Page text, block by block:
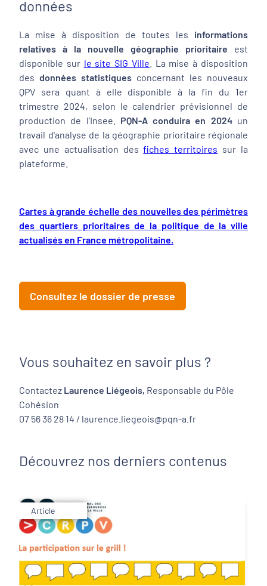
données
La mise à disposition de toutes les informations
relatives à la nouvelle géographie prioritaire est
disponible sur le site SIG Ville . La mise à disposition
des données statistiques concernant les nouveaux
QPV sera quant à elle disponible à la fin du 1er
trimestre 2024, selon le calendrier prévisionnel de
production de l'Insee. PQN-A conduira en 2024 un
travail d'analyse de la géographie prioritaire régionale
avec une actualisation desfiches territoires sur la
plateforme.
Cartes à grande échelle des nouvelles des périmètres
des quartiers prioritaires de la politique de la ville
actualisés en France métropolitaine.
Consultez le dossier de presse
Vous souhaitez en savoir plus ?
Contactez Laurence Liégeois, Responsable du Pôle
Cohésion
07 56 36 28 14 / laurence.liegeois@pqn-a.fr
Découvrez nos derniers contenus
Article